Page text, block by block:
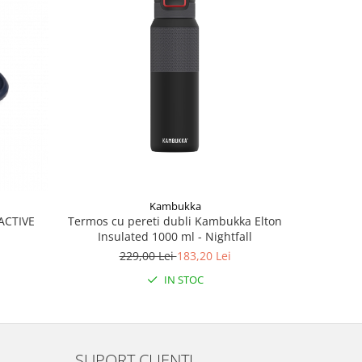
Kambukka
Termos cu pereti dubli Kambukka Elton
Insulated 1000 ml - Nightfall
229,00 Lei183,20 Lei
IN STOC